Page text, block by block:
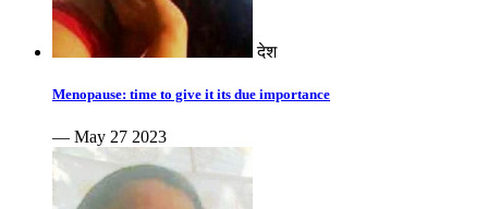
देश
Menopause: time to give it its due importance
— May 27 2023